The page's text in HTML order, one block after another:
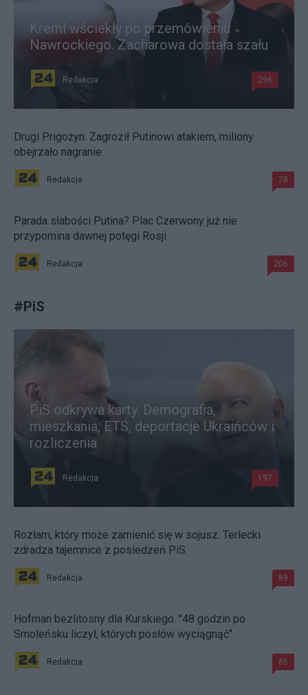
Kreml wściekły po przemówieniu
Nawrockiego. Zacharowa dostała szału
Redakcja 296
Drugi Prigożyn. Zagroził Putinowi atakiem, miliony
obejrzało nagranie
Redakcja 78
Parada słabości Putina? Plac Czerwony już nie
przypomina dawnej potęgi Rosji
Redakcja 206
#PiS
PiS odkrywa karty. Demografia,
mieszkania, ETS, deportacje Ukraińców i
rozliczenia
Redakcja 197
Rozłam, który może zamienić się w sojusz. Terlecki
zdradza tajemnice z posiedzeń PiS
Redakcja 89
Hofman bezlitosny dla Kurskiego. "48 godzin po
Smoleńsku liczył, których posłów wyciągnąć"
Redakcja 85